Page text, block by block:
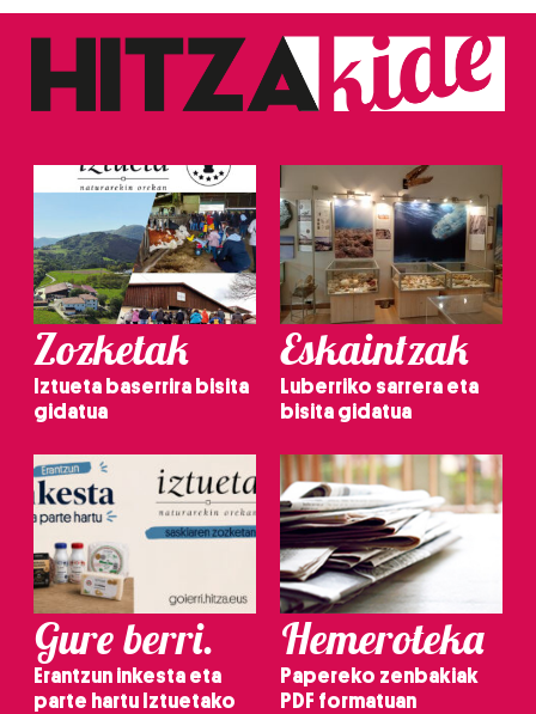
Zozketak
Iztueta baserrira bisita
gidatua
Eskaintzak
Luberriko sarrera eta
bisita gidatua
Gure berri.
Erantzun inkesta eta
parte hartu Iztuetako
Hemeroteka
Papereko zenbakiak
PDF formatuan